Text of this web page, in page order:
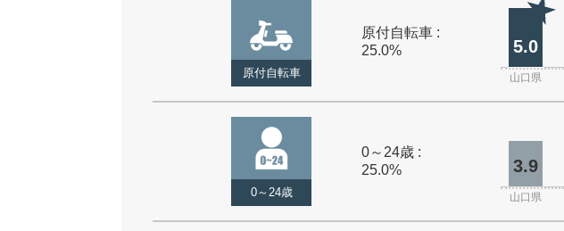
原付自転車
原付自転車 :
25.0%
5.0
山口県
0～24歳
0～24歳 :
25.0%
3.9
山口県